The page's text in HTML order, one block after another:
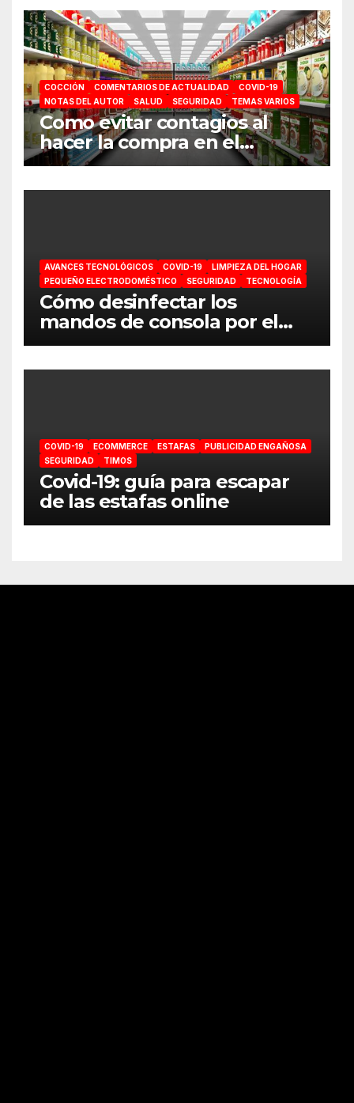
COCCIÓN COMENTARIOS DE ACTUALIDAD
COVID-19
NOTAS DEL AUTOR
SALUD SEGURIDAD TEMAS VARIOS
Como evitar contagios al
hacer la compra en el
supermercado
AVANCES TECNOLÓGICOS COVID-19
LIMPIEZA DEL HOGAR
PEQUEÑO ELECTRODOMÉSTICO
SEGURIDAD TECNOLOGÍA
Cómo desinfectar los
mandos de consola por el
coronavirus
COVID-19 ECOMMERCE ESTAFAS
PUBLICIDAD ENGAÑOSA
SEGURIDAD
TIMOS
Covid-19: guía para escapar
de las estafas online